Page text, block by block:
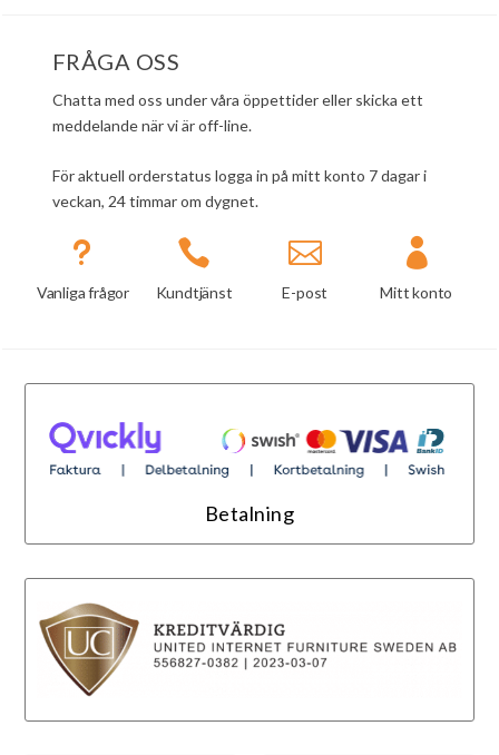
FRÅGA OSS
Chatta med oss under våra öppettider eller skicka ett
meddelande när vi är off-line.
För aktuell orderstatus logga in på mitt konto 7 dagar i
veckan, 24 timmar om dygnet.
u
Vanliga frågor

Kundtjänst

E-post

Mitt konto
Betalning